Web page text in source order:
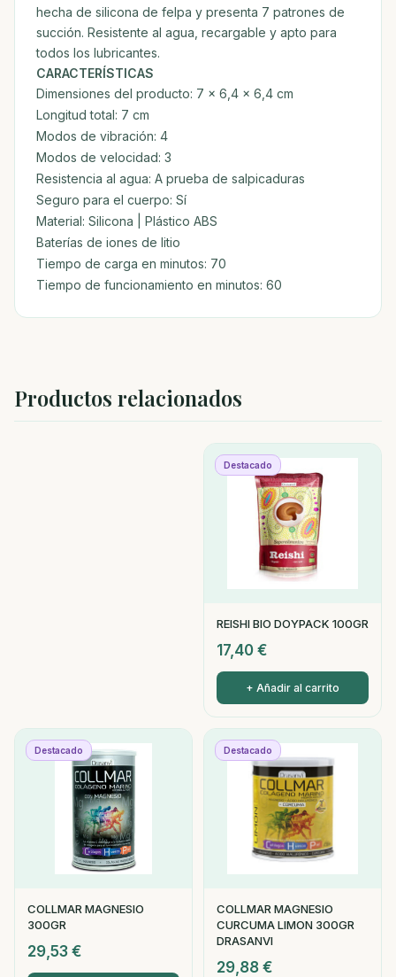
hecha de silicona de felpa y presenta 7 patrones de
succión. Resistente al agua, recargable y apto para
todos los lubricantes.
CARACTERÍSTICAS
Dimensiones del producto: 7 x 6,4 x 6,4 cm
Longitud total: 7 cm
Modos de vibración: 4
Modos de velocidad: 3
Resistencia al agua: A prueba de salpicaduras
Seguro para el cuerpo: Sí
Material: Silicona | Plástico ABS
Baterías de iones de litio
Tiempo de carga en minutos: 70
Tiempo de funcionamiento en minutos: 60
Productos relacionados
Destacado
REISHI BIO DOYPACK 100GR
17,40 €
+ Añadir al carrito
Destacado
COLLMAR MAGNESIO
300GR
29,53 €
Destacado
COLLMAR MAGNESIO
CURCUMA LIMON 300GR
DRASANVI
29,88 €